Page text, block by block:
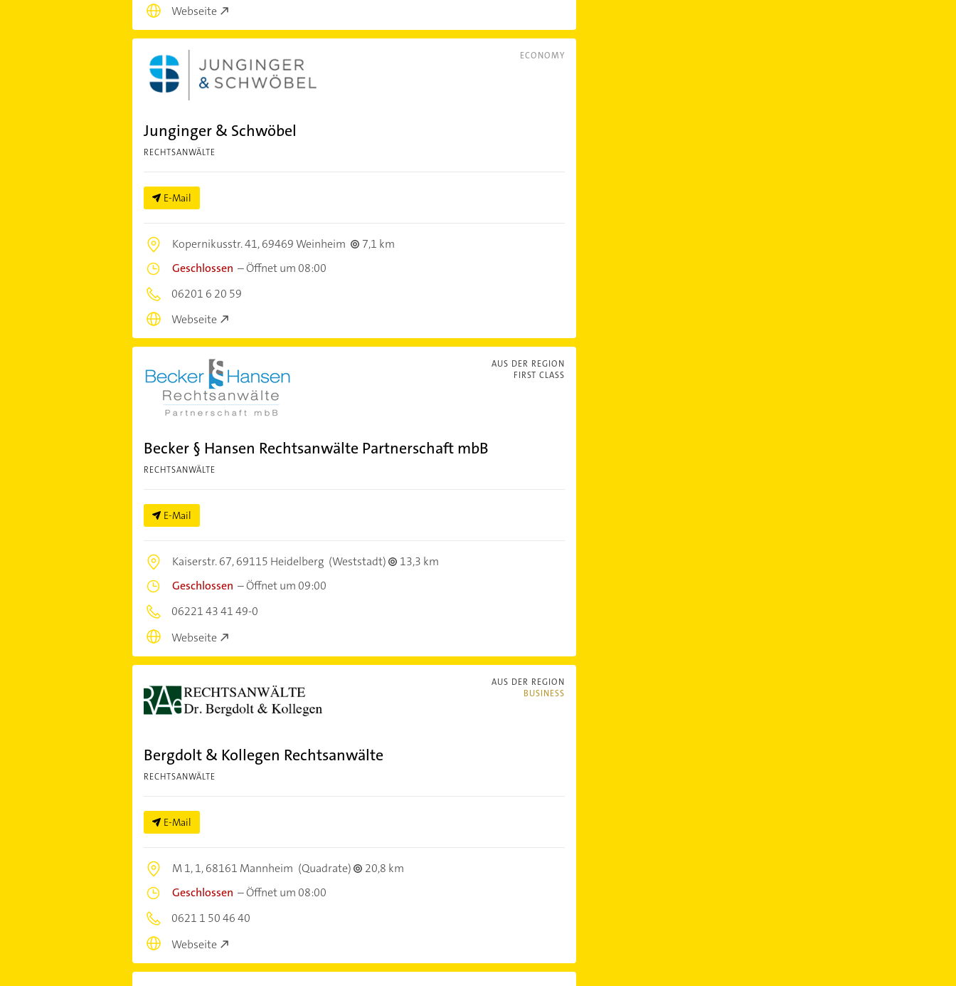
Webseite
ECONOMY
Junginger & Schwöbel
RECHTSANWÄLTE
E-Mail
Kopernikusstr. 41,69469 Weinheim
7,1 km
Geschlossen –Öffnet um 08:00
06201 6 20 59
Webseite
AUS DER REGION
FIRST CLASS
Becker § Hansen Rechtsanwälte Partnerschaft mbB
RECHTSANWÄLTE
E-Mail
Kaiserstr. 67,69115 Heidelberg (Weststadt)
13,3 km
Geschlossen –Öffnet um 09:00
06221 43 41 49-0
Webseite
AUS DER REGION
BUSINESS
Bergdolt & Kollegen Rechtsanwälte
RECHTSANWÄLTE
E-Mail
M 1, 1,68161 Mannheim (Quadrate)
20,8 km
Geschlossen –Öffnet um 08:00
0621 1 50 46 40
Webseite